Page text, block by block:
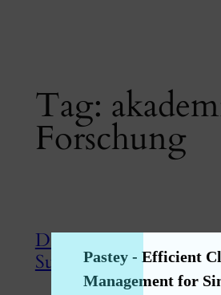
Tag:
Forschung
Die neueste Version
SunBurstMaster!
Pastey - Efficient
Management for